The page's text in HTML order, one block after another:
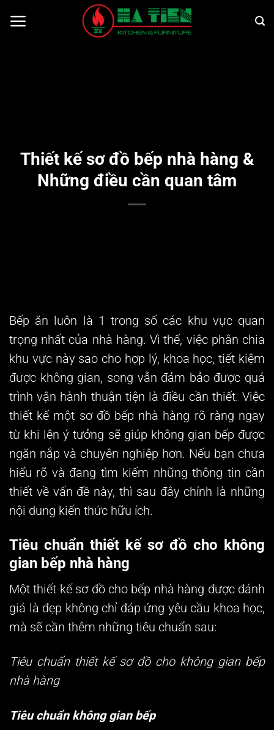
qua
Thiết kế sơ đồ bếp nhà hàng &
Những điều cần quan tâm
Bếp ăn luôn là 1 trong số các khu vực quan
trọng nhất của nhà hàng. Vì thế, việc phân chia
khu vực này sao cho hợp lý, khoa học, tiết kiệm
được không gian, song vẫn đảm bảo được quá
trình vận hành thuận tiện là điều cần thiết. Việc
thiết kế một sơ đồ bếp nhà hàng rõ ràng ngay
từ khi lên ý tưởng sẽ giúp không gian bếp được
ngăn nắp và chuyên nghiệp hơn. Nếu bạn chưa
hiểu rõ và đang tìm kiếm những thông tin cần
thiết về vấn đề này, thì sau đây chính là những
nội dung kiến thức hữu ích.
Tiêu chuẩn thiết kế sơ đồ cho không
gian bếp nhà hàng
Một thiết kế sơ đồ cho bếp nhà hàng được đánh
giá là đẹp không chỉ đáp ứng yêu cầu khoa học,
mà sẽ cần thêm những tiêu chuẩn sau:
Tiêu chuẩn thiết kế sơ đồ cho không gian bếp
nhà hàng
Tiêu chuẩn không gian bếp